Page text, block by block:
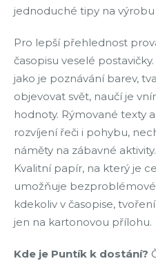
jednoduché tipy na
Pro lepší přehlednost
časopisu veselé
jako je poznávání barev,
objevovat svět, naučí je
hodnoty. Rýmované texty
rozvíjení řeči i pohybu,
náměty na zábavné aktivity.
Kvalitní papír, na který je
umožňuje
kdekoliv v časopise,
jen na kartonovou přílohu.
Kde je Puntík k dostání?